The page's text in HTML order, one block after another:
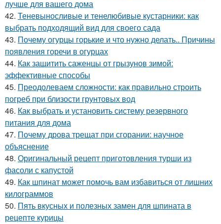
лучше для вашего дома
42. Теневыносливые и тенелюбивые кустарники: как
выбрать подходящий вид для своего сада
43. Почему огурцы горькие и что нужно делать.. Причины
появления горечи в огурцах
44. Как защитить саженцы от грызунов зимой:
эффективные способы
45. Преодолеваем сложности: как правильно строить
погреб при близости грунтовых вод
46. Как выбрать и установить систему резервного
питания для дома
47. Почему дрова трещат при сгорании: научное
объяснение
48. Оригинальный рецепт приготовления турши из
фасоли с капустой
49. Как шпинат может помочь вам избавиться от лишних
килограммов
50. Пять вкусных и полезных замен для шпината в
рецепте курицы